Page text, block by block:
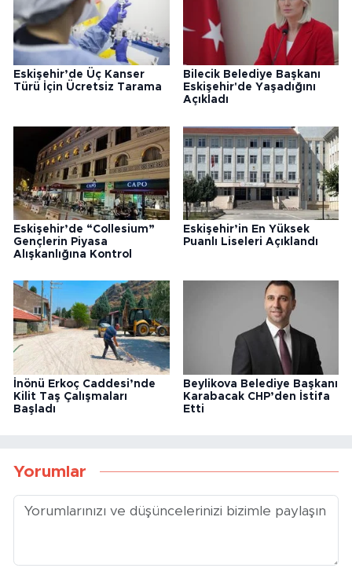
Eskişehir’de Üç Kanser
Türü İçin Ücretsiz Tarama
Bilecik Belediye Başkanı
Eskişehir'de Yaşadığını
Açıkladı
Eskişehir’de “Collesium”
Gençlerin Piyasa
Alışkanlığına Kontrol
Eskişehir’in En Yüksek
Puanlı Liseleri Açıklandı
İnönü Erkoç Caddesi’nde
Kilit Taş Çalışmaları
Başladı
Beylikova Belediye Başkanı
Karabacak CHP’den İstifa
Etti
Yorumlar